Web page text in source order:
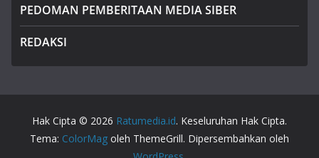
PEDOMAN PEMBERITAAN MEDIA SIBER
REDAKSI
Hak Cipta © 2026 Ratumedia.id. Keseluruhan Hak Cipta.
Tema: ColorMag oleh ThemeGrill. Dipersembahkan oleh